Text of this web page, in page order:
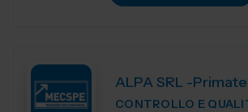
ALPA SRL -
CONTROLLO E